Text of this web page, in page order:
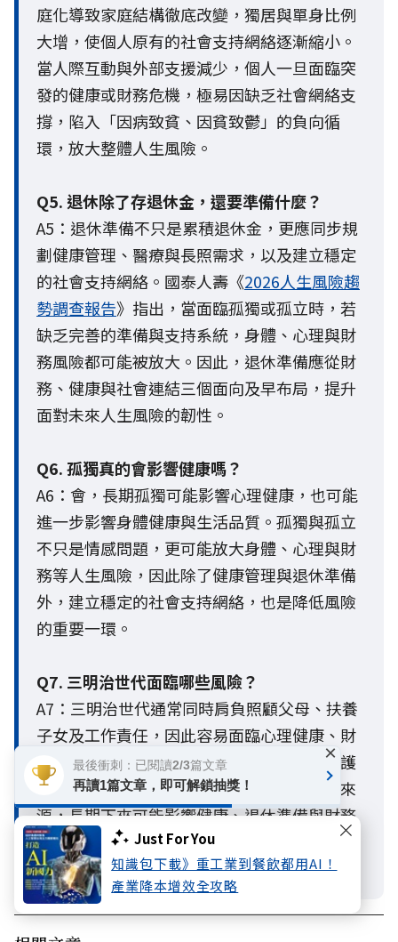
Just For You
知識包下載》重工業到餐飲都用AI！
產業降本增效全攻略
庭化導致家庭結構徹底改變，獨居與單身比例
大增，使個人原有的社會支持網絡逐漸縮小。
當人際互動與外部支援減少，個人一旦面臨突
發的健康或財務危機，極易因缺乏社會網絡支
撐，陷入「因病致貧、因貧致鬱」的負向循
環，放大整體人生風險。
Q5. 退休除了存退休金，還要準備什麼？
A5：退休準備不只是累積退休金，更應同步規
劃健康管理、醫療與長照需求，以及建立穩定
的社會支持網絡。國泰人壽《2026人生風險趨
勢調查報告》指出，當面臨孤獨或孤立時，若
缺乏完善的準備與支持系統，身體、心理與財
務風險都可能被放大。因此，退休準備應從財
務、健康與社會連結三個面向及早布局，提升
面對未來人生風險的韌性。
Q6. 孤獨真的會影響健康嗎？
A6：會，長期孤獨可能影響心理健康，也可能
進一步影響身體健康與生活品質。孤獨與孤立
不只是情感問題，更可能放大身體、心理與財
務等人生風險，因此除了健康管理與退休準備
外，建立穩定的社會支持網絡，也是降低風險
的重要一環。
Q7. 三明治世代面臨哪些風險？
A7：三明治世代通常同時肩負照顧父母、扶養
子女及工作責任，因此容易面臨心理健康、財
務壓力及身體狀況等多重風險。「扶養與照護
責任」已成為三明治世代最主要的心理壓力來
源，長期下來可能影響健康、退休準備與財務
規劃。及早建立完善的保障、退休準備與家庭
支持網絡，有助於提升面對人生風險的韌性。
最後衝刺：已閱讀2/3篇文章
再讀1篇文章，即可解鎖抽獎！
×